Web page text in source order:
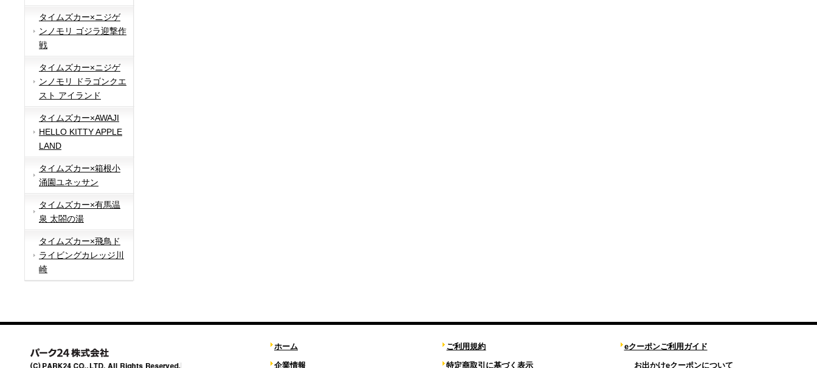
タイムズカー×ニジゲ
ンノモリ ゴジラ迎撃作
戦
タイムズカー×ニジゲ
ンノモリ ドラゴンクエ
スト アイランド
タイムズカー×AWAJI
HELLO KITTY APPLE
LAND
タイムズカー×箱根小
涌園ユネッサン
タイムズカー×有馬温
泉 太閤の湯
タイムズカー×飛鳥ド
ライビングカレッジ川
崎
ホーム
企業情報
ご利用規約
特定商取引に基づく表示
eクーポンご利用ガイド
お出かけeクーポンについて